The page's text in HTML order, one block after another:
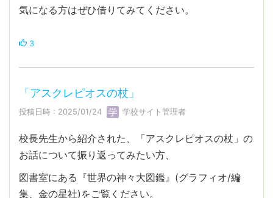
気になる方はぜひ借りてみてください。
3
「アスクレピオスの杖」
投稿日時 : 2025/01/24 学校サイト管理者
校長先生から紹介された、「アスクレピオスの杖」の
お話について振り返ってみたい方、
図書室にある『世界の神々大図鑑』(グラフィオ/編
集、金の星社)をご覧ください。